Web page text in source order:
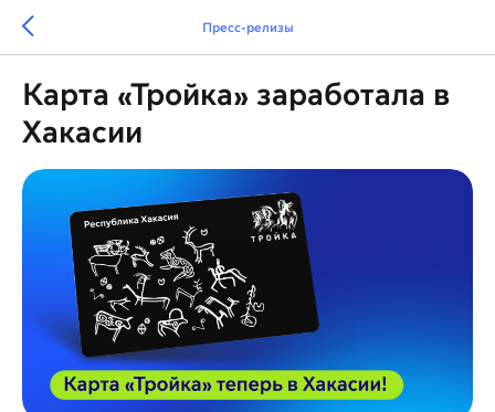
Пресс-релизы
Карта «Тройка» заработала в
Хакасии